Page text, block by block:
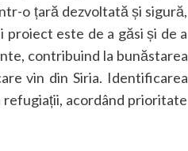
o țară dezvoltată și sigură,
este de a găsi și de a
contribuind la bunăstarea
vin din Siria. Identificarea
acordând prioritate